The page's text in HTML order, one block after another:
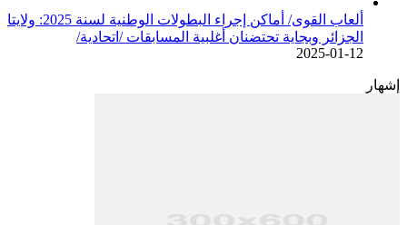
ألعاب القوى/ أماكن إجراء البطولات الوطنية لسنة 2025: ولايتا
الجزائر وبجاية تحتضنان أغلبية المسابقات /اتحادية/
2025-01-12
إشهار